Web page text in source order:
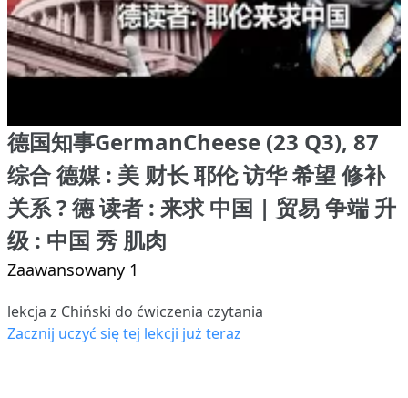
德国知事GermanCheese (23 Q3), 87
综合 德媒 : 美 财长 耶伦 访华 希望 修补
关系 ? 德 读者 : 来求 中国 | 贸易 争端 升
级 : 中国 秀 肌肉
Zaawansowany 1
lekcja z Chiński do ćwiczenia czytania
Zacznij uczyć się tej lekcji już teraz